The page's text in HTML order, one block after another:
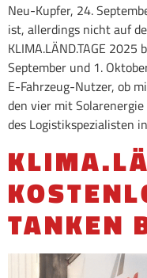
Neu-Kupfer, 24.
ist, allerdings nicht auf
KLIMA.LÄND.TAGE
September und 1.
E-Fahrzeug-Nutzer, ob
den vier mit
des Logistikspezialisten
TANKEN